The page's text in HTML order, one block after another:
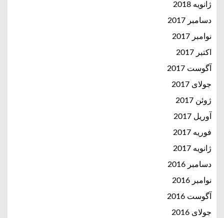
ژانویه 2018
دسامبر 2017
نوامبر 2017
اکتبر 2017
آگوست 2017
جولای 2017
ژوئن 2017
آوریل 2017
فوریه 2017
ژانویه 2017
دسامبر 2016
نوامبر 2016
آگوست 2016
جولای 2016